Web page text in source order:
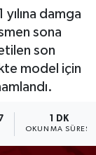
damga
sona
son
model için
1 DK
OKUNMA SÜRESI